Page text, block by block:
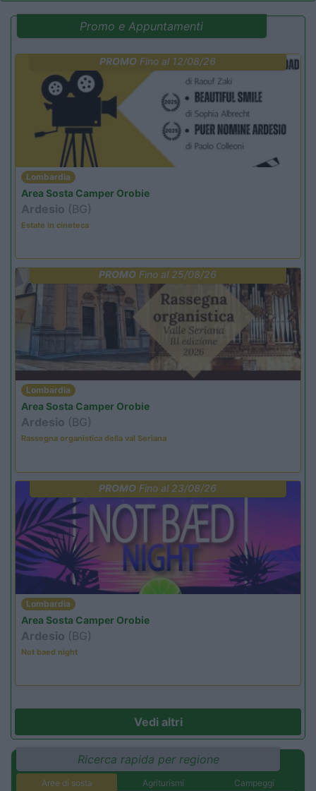
Promo e Appuntamenti
PROMO Fino al 12/08/26
Lombardia
Area Sosta Camper Orobie
Ardesio (BG)
Estate in cineteca
PROMO Fino al 25/08/26
Lombardia
Area Sosta Camper Orobie
Ardesio (BG)
Rassegna organistica della val Seriana
PROMO Fino al 23/08/26
Lombardia
Area Sosta Camper Orobie
Ardesio (BG)
Not baed night
Vedi altri
Ricerca rapida per regione
Aree di sosta Agriturismi
Campeggi